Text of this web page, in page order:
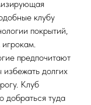
клубу
покрытий,
предпочитают
долгих
Клуб
добраться туда